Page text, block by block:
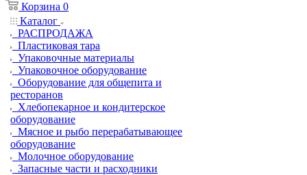
Корзина 0
Каталог
РАСПРОДАЖА
Пластиковая тара
Упаковочные материалы
Упаковочное оборудование
Оборудование для общепита и
ресторанов
Хлебопекарное и кондитерское
оборудование
Мясное и рыбо перерабатывающее
оборудование
Молочное оборудование
Запасные части и расходники